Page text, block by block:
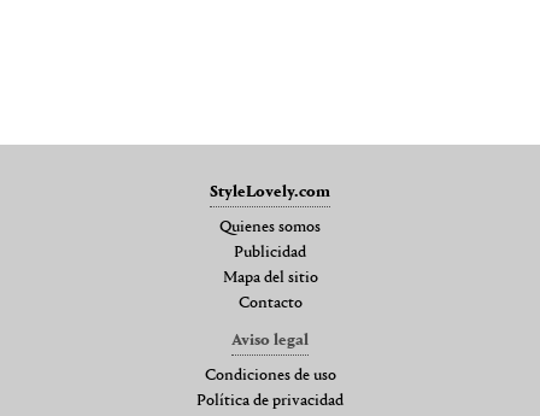
StyleLovely.com
Quienes somos
Publicidad
Mapa del sitio
Contacto
Aviso legal
Condiciones de uso
Política de privacidad